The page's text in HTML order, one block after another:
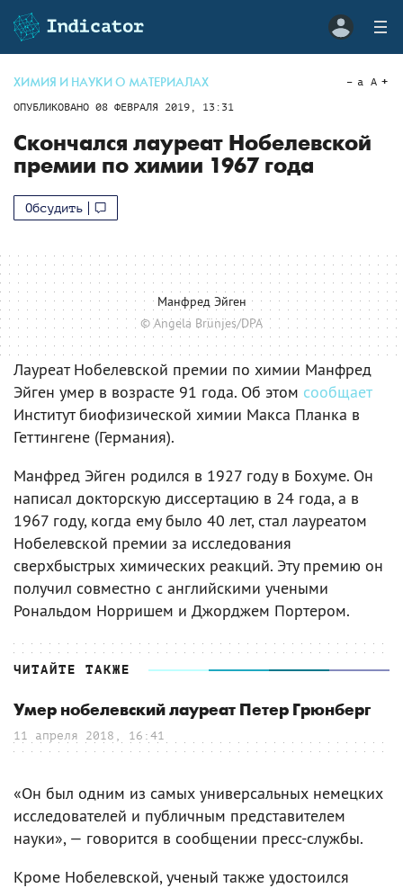
ХИМИЯ И НАУКИ О МАТЕРИАЛАХ
ОПУБЛИКОВАНО 08 ФЕВРАЛЯ 2019, 13:31
a A
Скончался лауреат Нобелевской
премии по химии 1967 года
Обсудить
Манфред Эйген
© Angela Brünjes/DPA
Лауреат Нобелевской премии по химии Манфред
Эйген умер в возрасте 91 года. Об этом сообщает
Институт биофизической химии Макса Планка в
Геттингене (Германия).
Манфред Эйген родился в 1927 году в Бохуме. Он
написал докторскую диссертацию в 24 года, а в
1967 году, когда ему было 40 лет, стал лауреатом
Нобелевской премии за исследования
сверхбыстрых химических реакций. Эту премию он
получил совместно с английскими учеными
Рональдом Норришем и Джорджем Портером.
ЧИТАЙТЕ ТАКЖЕ
Умер нобелевский лауреат Петер Грюнберг
11 апреля 2018, 16:41
«Он был одним из самых универсальных немецких
исследователей и публичным представителем
науки», — говорится в сообщении пресс-службы.
Кроме Нобелевской, ученый также удостоился